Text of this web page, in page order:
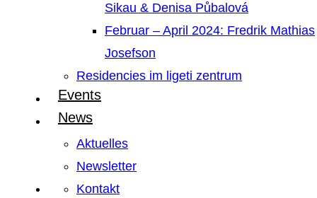
Sikau & Denisa Půbalová
Februar – April 2024: Fredrik Mathias
Josefson
Residencies im ligeti zentrum
Events
News
Aktuelles
Newsletter
Kontakt